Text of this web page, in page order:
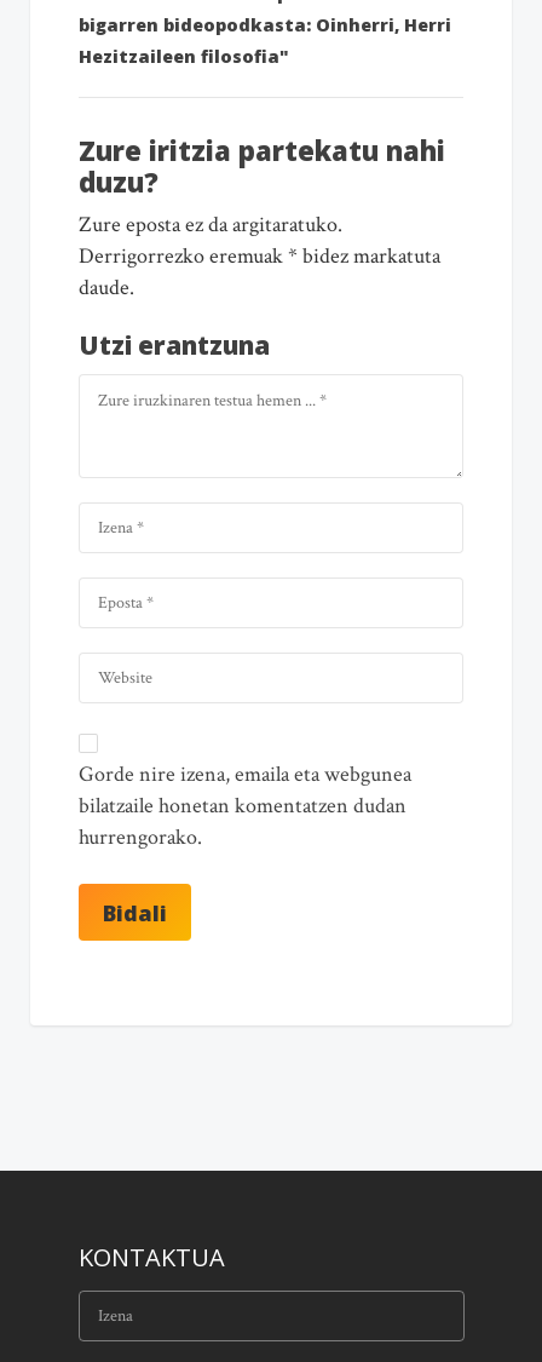
bigarren bideopodkasta: Oinherri, Herri
Hezitzaileen filosofia"
Zure iritzia partekatu nahi
duzu?
Zure eposta ez da argitaratuko.
Derrigorrezko eremuak * bidez markatuta
daude.
Utzi erantzuna
Gorde nire izena, emaila eta webgunea
bilatzaile honetan komentatzen dudan
hurrengorako.
KONTAKTUA